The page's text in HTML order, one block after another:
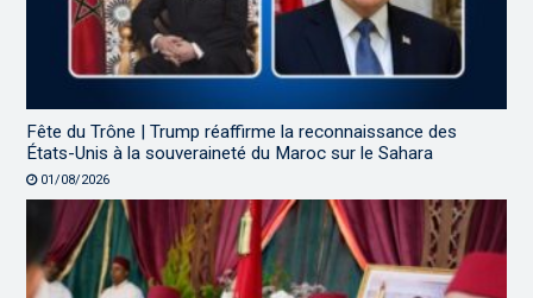
Fête du Trône | Trump réaffirme la reconnaissance des
États-Unis à la souveraineté du Maroc sur le Sahara
01/08/2026